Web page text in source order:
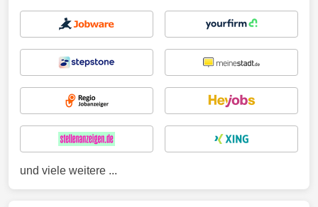
und viele weitere ...